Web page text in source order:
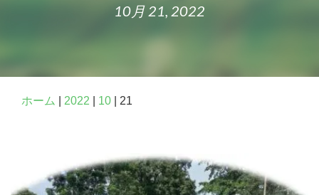
お問い合わせ
10月 21, 2022
ホーム 2022 10 21